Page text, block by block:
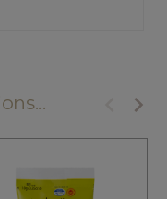
keyboard_arrow_right